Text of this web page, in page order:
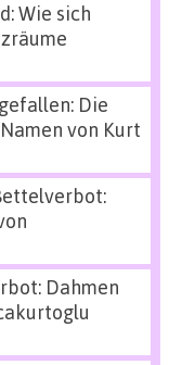
Wie sich
Die
von Kurt
Dahmen